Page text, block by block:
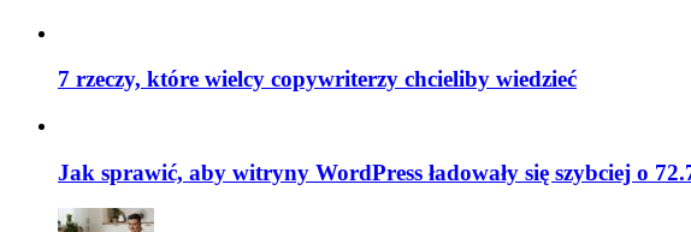
7 rzeczy, które wielcy copywriterzy chcieliby wiedzieć
Jak sprawić, aby witryny WordPress ładowały się szybciej o